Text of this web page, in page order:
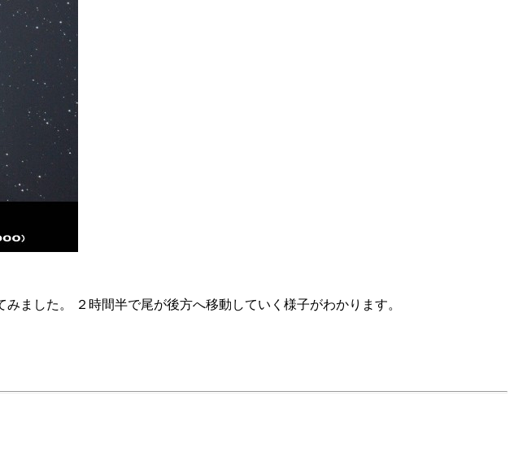
ました。 ２時間半で尾が後方へ移動していく様子がわかります。